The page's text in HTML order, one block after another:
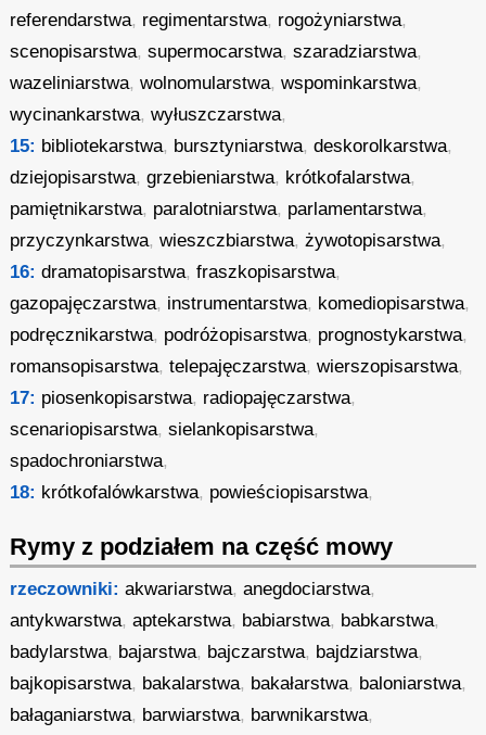
referendarstwa, regimentarstwa, rogożyniarstwa,
scenopisarstwa,supermocarstwa,szaradziarstwa,
wazeliniarstwa,wolnomularstwa,wspominkarstwa,
wycinankarstwa,wyłuszczarstwa,
15: bibliotekarstwa, bursztyniarstwa,deskorolkarstwa,
dziejopisarstwa,grzebieniarstwa, krótkofalarstwa,
pamiętnikarstwa, paralotniarstwa, parlamentarstwa,
przyczynkarstwa,wieszczbiarstwa,żywotopisarstwa,
16: dramatopisarstwa,fraszkopisarstwa,
gazopajęczarstwa, instrumentarstwa, komediopisarstwa,
podręcznikarstwa, podróżopisarstwa, prognostykarstwa,
romansopisarstwa,telepajęczarstwa,wierszopisarstwa,
17: piosenkopisarstwa, radiopajęczarstwa,
scenariopisarstwa,sielankopisarstwa,
spadochroniarstwa,
18: krótkofalówkarstwa, powieściopisarstwa,
Rymy z podziałem na część mowy
rzeczowniki: akwariarstwa,anegdociarstwa,
antykwarstwa,aptekarstwa, babiarstwa, babkarstwa,
badylarstwa, bajarstwa, bajczarstwa, bajdziarstwa,
bajkopisarstwa, bakalarstwa, bakałarstwa, baloniarstwa,
bałaganiarstwa, barwiarstwa, barwnikarstwa,